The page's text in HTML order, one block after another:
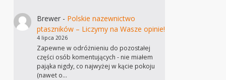
Brewer- Polskie nazewnictwo
ptaszników – Liczymy na Wasze opinie!
4 lipca 2026
Zapewne w odróżnieniu do pozostałej
części osób komentujących - nie miałem
pająka nigdy, co najwyżej w kącie pokoju
(nawet o…